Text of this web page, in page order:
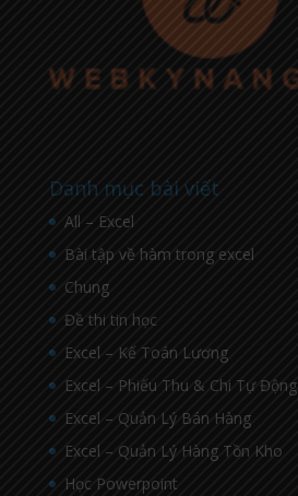
Danh mục bài viết
All – Excel
Bài tập về hàm trong excel
Chung
Đề thi tin học
Excel – Kế Toán Lương
Excel – Phiếu Thu & Chi Tự Động
Excel – Quản Lý Bán Hàng
Excel – Quản Lý Hàng Tồn Kho
Học Powerpoint